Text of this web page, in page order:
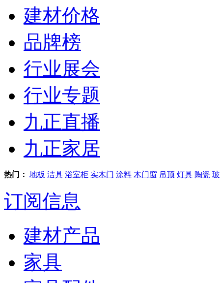
建材价格
品牌榜
行业展会
行业专题
九正直播
九正家居
热门： 地板 洁具 浴室柜 实木门 涂料 木门窗 吊顶 灯具 陶瓷
订阅信息
建材产品
家具